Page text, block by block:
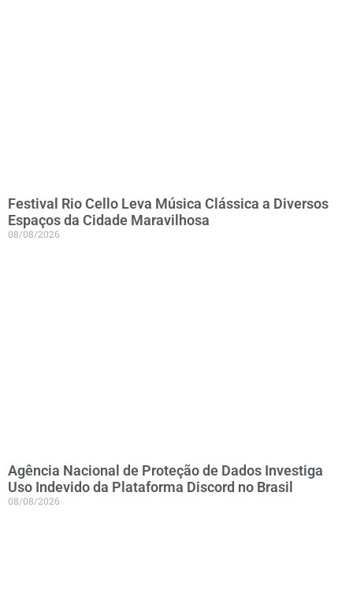
Festival Rio Cello Leva Música Clássica a Diversos
Espaços da Cidade Maravilhosa
08/08/2026
Agência Nacional de Proteção de Dados Investiga
Uso Indevido da Plataforma Discord no Brasil
08/08/2026